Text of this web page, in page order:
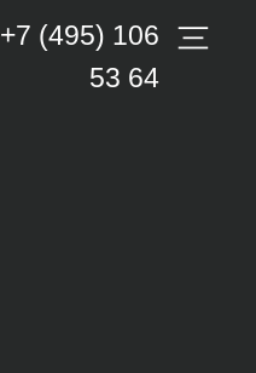
+7 (495) 106
53 64